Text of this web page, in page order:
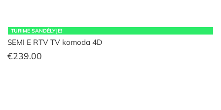
TURIME SANDĖLYJE!
SEMI E RTV TV komoda 4D
€239.00